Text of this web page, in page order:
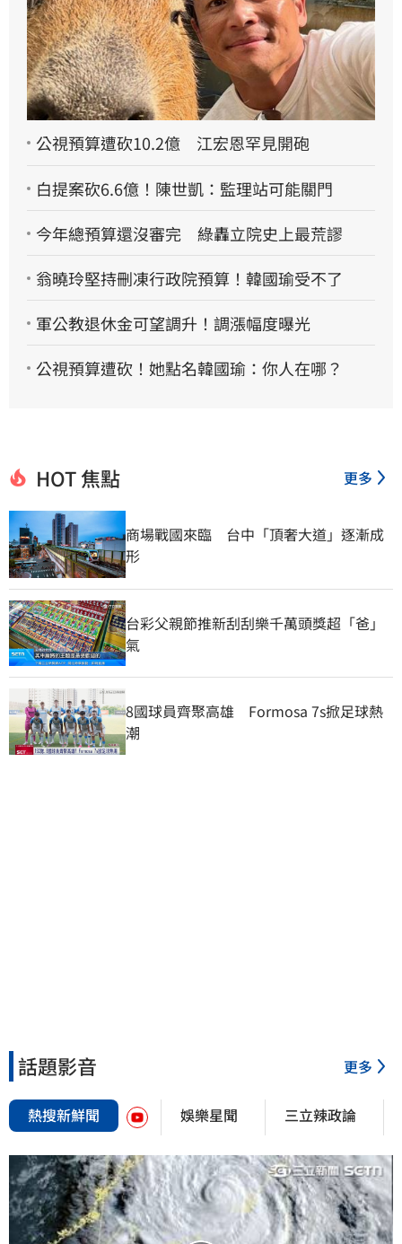
公視預算遭砍10.2億 江宏恩罕見開砲
白提案砍6.6億！陳世凱：監理站可能關門
今年總預算還沒審完 綠轟立院史上最荒謬
翁曉玲堅持刪凍行政院預算！韓國瑜受不了
軍公教退休金可望調升！調漲幅度曝光
公視預算遭砍！她點名韓國瑜：你人在哪？
HOT 焦點 更多
商場戰國來臨　台中「頂奢大道」逐漸成
形
台彩父親節推新刮刮樂千萬頭獎超「爸」
氣
8國球員齊聚高雄　Formosa 7s掀足球熱
潮
話題影音 更多
熱搜新鮮聞 娛樂星聞 三立辣政論